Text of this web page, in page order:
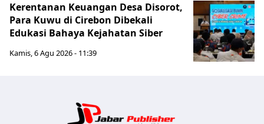
Kerentanan Keuangan Desa Disorot,
Para Kuwu di Cirebon Dibekali
Edukasi Bahaya Kejahatan Siber
Kamis, 6 Agu 2026 - 11:39